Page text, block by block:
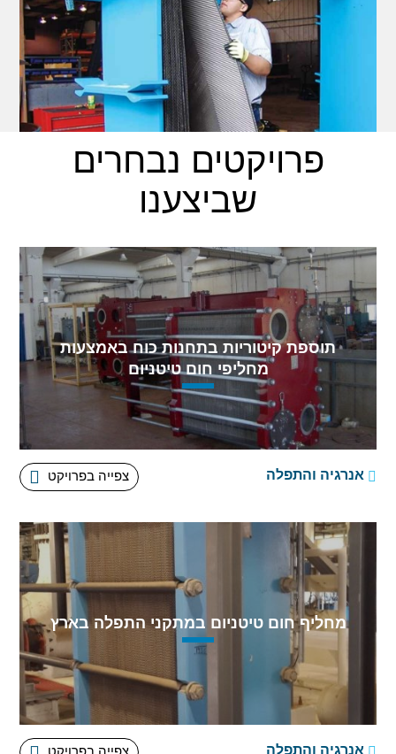
פרויקטים נבחרים
שביצענו
תוספת קיטוריות בתחנות כוח באמצעות
מחליפי חום טיטניום
פרויקט בתחנת-כוח מחזור משולב (מחז"מ ) מפעילים
במשולב שלוש טורבינות: שתי טורבינות
אנרגיה והתפלה צפייה בפרויקט
מחליף חום טיטניום במתקני התפלה בארץ
אנרגיה והתפלה